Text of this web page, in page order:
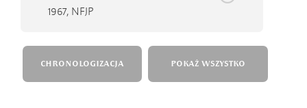
1967, NFJP
CHRONOLOGIZACJA POKAŻ WSZYSTKO